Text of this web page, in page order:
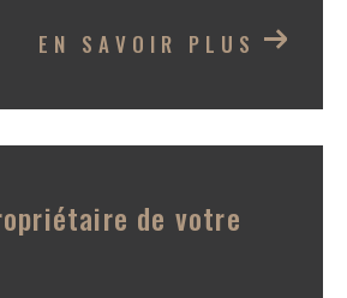
proposer un conseil sérieux et
celui ci sur les supports les
une optimisation valorisée,
l'acte authentique.
EN SAVOIR PLUS
de votre